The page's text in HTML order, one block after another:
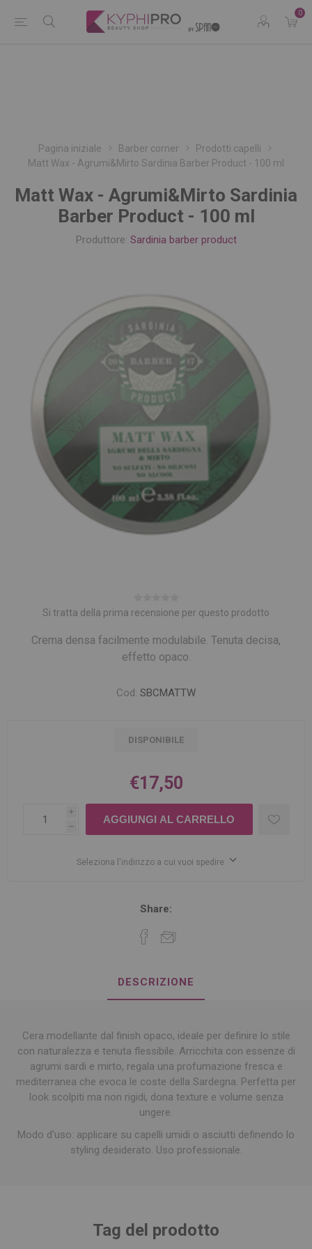
0
Pagina iniziale Barber corner
Prodotti capelli
Matt Wax - Agrumi&Mirto Sardinia Barber Product - 100 ml
Matt Wax - Agrumi&Mirto Sardinia
Barber Product - 100 ml
Produttore: Sardinia barber product
Si tratta della prima recensione per questo prodotto
Crema densa facilmente modulabile. Tenuta decisa,
effetto opaco.
Cod: SBCMATTW
DISPONIBILE
€17,50
i
h
Seleziona l'indirizzo a cui vuoi spedire
Share:
DESCRIZIONE
Cera modellante dal finish opaco, ideale per definire lo stile
con naturalezza e tenuta flessibile. Arricchita con essenze di
agrumi sardi e mirto, regala una profumazione fresca e
mediterranea che evoca le coste della Sardegna. Perfetta per
look scolpiti ma non rigidi, dona texture e volume senza
ungere.
Modo d'uso: applicare su capelli umidi o asciutti definendo lo
styling desiderato. Uso professionale.
Tag del prodotto